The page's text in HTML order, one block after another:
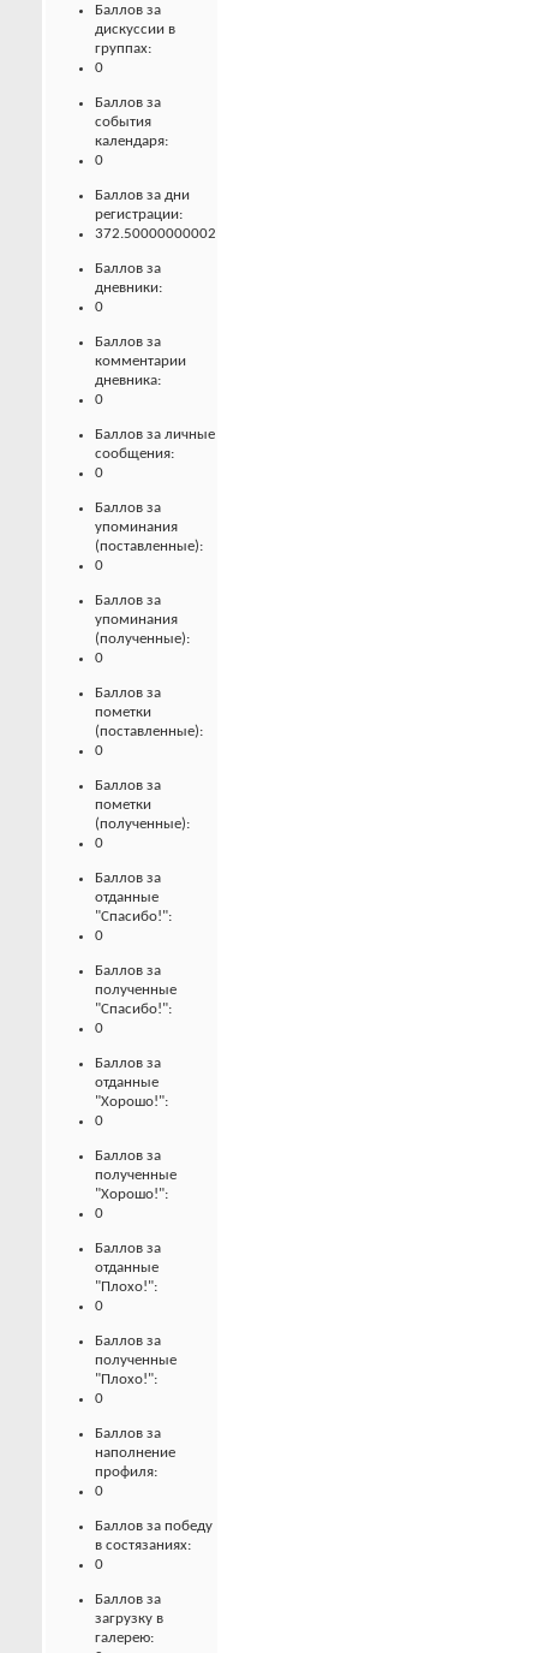
Баллов за
дискуссии в
группах:
0
Баллов за
события
календаря:
0
Баллов за дни
регистрации:
372.50000000002
Баллов за
дневники:
0
Баллов за
комментарии
дневника:
0
Баллов за личные
сообщения:
0
Баллов за
упоминания
(поставленные):
0
Баллов за
упоминания
(полученные):
0
Баллов за
пометки
(поставленные):
0
Баллов за
пометки
(полученные):
0
Баллов за
отданные
"Спасибо!":
0
Баллов за
полученные
"Спасибо!":
0
Баллов за
отданные
"Хорошо!":
0
Баллов за
полученные
"Хорошо!":
0
Баллов за
отданные
"Плохо!":
0
Баллов за
полученные
"Плохо!":
0
Баллов за
наполнение
профиля:
0
Баллов за победу
в состязаниях:
0
Баллов за
загрузку в
галерею: